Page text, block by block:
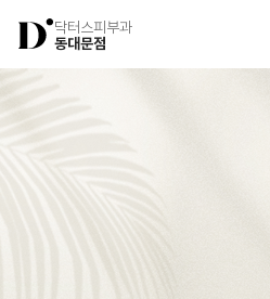
닥터스피부과
동대문점